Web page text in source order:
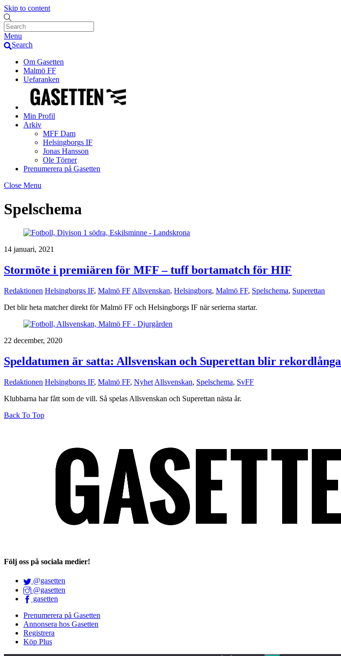
Skip to content
Menu
Search
Om Gasetten
Malmö FF
Uefaranken
Min Profil
Arkiv
MFF Dam
Helsingborgs IF
Jonas Hansson
Ole Törner
Prenumerera på Gasetten
Close Menu
Spelschema
14 januari, 2021
Stormöte i premiären för MFF – tuff bortamatch för HIF
Redaktionen Helsingborgs IF, Malmö FF Allsvenskan, Helsingborg, Malmö FF, Spelschema, Superettan
Det blir heta matcher direkt för Malmö FF och Helsingborgs IF när serierna startar.
22 december, 2020
Speldatumen är satta: Allsvenskan och Superettan blir rekordlånga
Redaktionen Helsingborgs IF, Malmö FF, Nyhet Allsvenskan, Spelschema, SvFF
Klubbarna har fått som de vill. Så spelas Allsvenskan och Superettan nästa år.
Back To Top
Följ oss på sociala medier!
@gasetten
@gasetten
gasetten
Prenumerera på Gasetten
Annonsera hos Gasetten
Registrera
Köp Plus